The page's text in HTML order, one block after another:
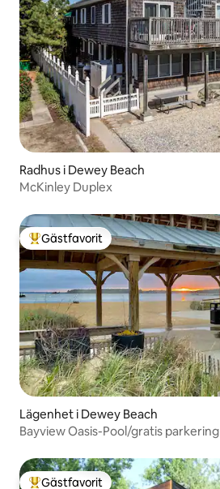
Radhus i Dewey Beach
McKinley Duplex
Populär gästfavorit
Gästfavorit
Lägenhet i Dewey Beach
Bayview Oasis-Pool/gratis parkering
Gästfavorit